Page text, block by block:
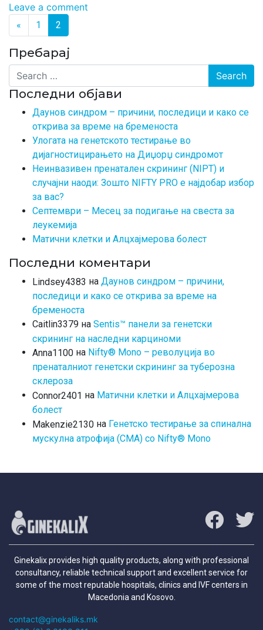
Leave a comment
Posts navigation
« 1 2
Пребарај
Search
Последни објави
Даунов синдром – причини, последици и како се
открива за време на бременоста
Улогата на генетското тестирање во
дијагностицирањето на Диџорџ синдромот
Неинвазивен пренатален скрининг (NIPT) и
случајни наоди: Зошто NIFTY PRO е најдобар избор
за вас?
Септември – Месец за подигање на свеста за
леукемија
Матични клетки и Алцхајмерова болест
Последни коментари
Lindsey4383 на Даунов синдром – причини,
последици и како се открива за време на
бременоста
Caitlin3379 на Sentis™ панели за генетски
скрининг на наследни карциноми
Anna1100 на Nifty® Mono – револуција во
пренаталниот генетски скрининг за туберозна
склероза
Connor2401 на Матични клетки и Алцхајмерова
болест
Makenzie2130 на Генетско тестирање за спинална
мускулна атрофија (СМА) со Nifty® Mono
Ginekalix provides high quality products, along with professional
consultancy, reliable technical support and excellent service for
some of the most reputable hospitals, clinics and IVF centers in
Macedonia and Kosovo.
contact@ginekaliks.mk